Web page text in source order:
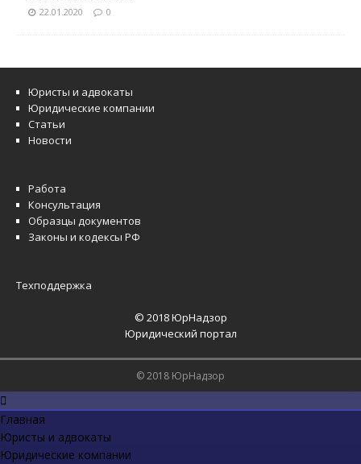
22.01.2020 0
Юристы и адвокаты
Юридические компании
Статьи
Новости
Работа
Консультация
Образцы документов
Законы и кодексы РФ
Техподдержка
© 2018 ЮрНадзор
Юридический портал
© 2018 ЮрНадзор
Главная
Юристы и адвокаты
Юридические компании